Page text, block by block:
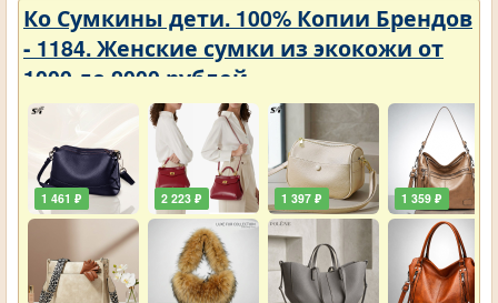
Ко Сумкины дети. 100% Копии Брендов
- 1184. Женские сумки из экокожи от
1000 до 2000 рублей
1 461 ₽ 2 223 ₽ 1 397 ₽ 1 359 ₽